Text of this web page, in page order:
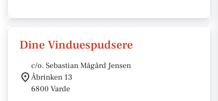
Dine Vinduespudsere
c/o. Sebastian Mågård Jensen
Åbrinken 13
6800 Varde